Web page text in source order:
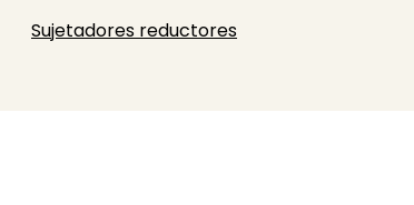
Sujetadores reductores